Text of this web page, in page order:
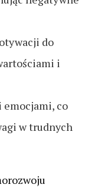
do
i
emocjami, co
w trudnych